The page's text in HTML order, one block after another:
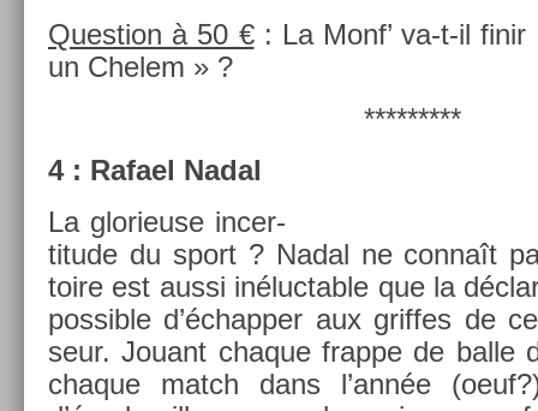
Ques­tion à 50 €: La Monf’ va-t-il finir
un Chelem » ?
*********
4 : Rafael Nadal
La glorieuse in­cer­
titude du sport ? Nadal ne connaît
toire est aussi in­éluct­able que la
pos­sible d’échapp­er aux grif­fes de
seur. Jouant chaque frap­pe de balle
chaque match dans l’année